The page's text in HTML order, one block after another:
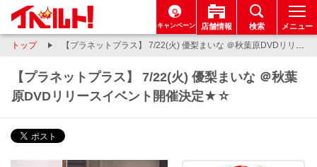
キャンペーン 店舗情報 検索 メニュー
トップ 【プラネットプラス】 7/22(火) 優梨まいな ＠秋葉原DVDリリースイベント開催決定★☆
【プラネットプラス】 7/22(火) 優梨まいな ＠秋葉
原DVDリリースイベント開催決定★☆